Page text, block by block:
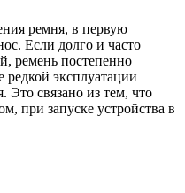
ремня, в первую
Если долго и часто
ремень постепенно
редкой эксплуатации
Это связано из тем, что
при запуске устройства в